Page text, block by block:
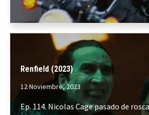
Renfield (2023)
12 Noviembre, 2023
Ep. 114. Nicolas Cage pasado de